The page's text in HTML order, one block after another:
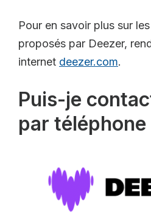
Pour en savoir plus sur
proposés par Deezer,
internet deezer.com.
Puis-je
par téléphone